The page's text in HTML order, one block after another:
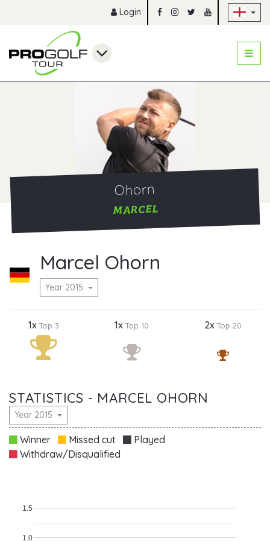
Login
Ohorn
MARCEL
Marcel Ohorn
Year 2015
1xTop 3 1xTop 10 2xTop 20
STATISTICS - MARCEL OHORN
Year 2015
Winner Missed cut
Played
Withdraw/Disqualified
1.0
1.5